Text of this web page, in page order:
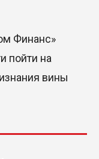
Финанс»
пойти на
нания вины